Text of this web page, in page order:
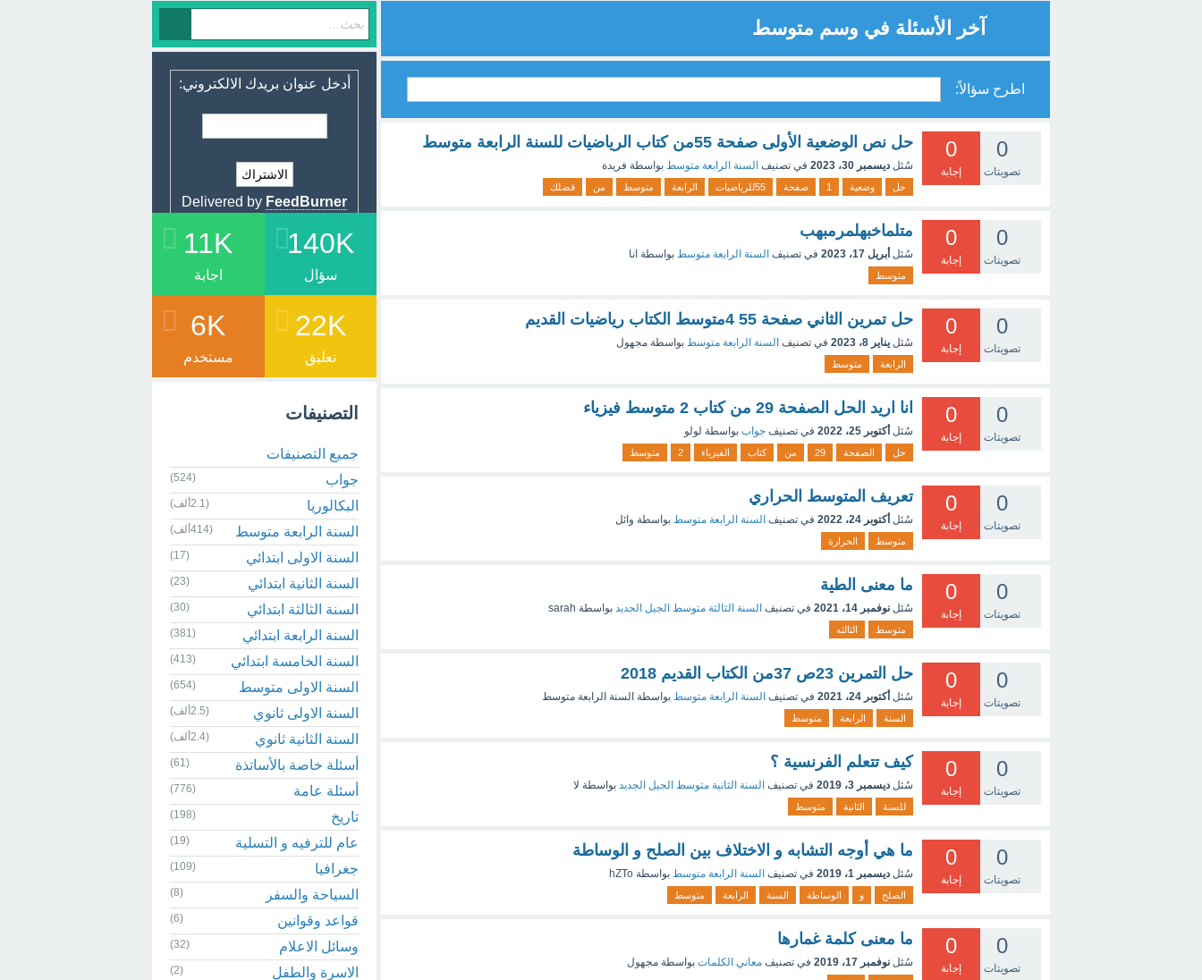
آخر الأسئلة في وسم متوسط
اطرح سؤالاً:
0
تصويتات
0
إجابة
حل نص الوضعية الأولى صفحة 55من كتاب الرياضيات للسنة الرابعة متوسط
سُئل ديسمبر 30، 2023 في تصنيف السنة الرابعة متوسط بواسطة فريدة
حل وضعية 1 صفحة 55للرياضيات الرابعة متوسط من فضلك
0
تصويتات
0
إجابة
متلماخبهلمرمبهب
سُئل أبريل 17، 2023 في تصنيف السنة الرابعة متوسط بواسطة انا
متوسط
0
تصويتات
0
إجابة
حل تمرين الثاني صفحة 55 4متوسط الكتاب رياضيات القديم
سُئل يناير 8، 2023 في تصنيف السنة الرابعة متوسط بواسطة مجهول
الرابعة متوسط
0
تصويتات
0
إجابة
انا اريد الحل الصفحة 29 من كتاب 2 متوسط فيزياء
سُئل أكتوبر 25، 2022 في تصنيف جواب بواسطة لولو
حل الصفحة 29 من كتاب الفيزياء 2 متوسط
0
تصويتات
0
إجابة
تعريف المتوسط الحراري
سُئل أكتوبر 24، 2022 في تصنيف السنة الرابعة متوسط بواسطة وائل
متوسط الحرارة
0
تصويتات
0
إجابة
ما معنى الطية
سُئل نوفمبر 14، 2021 في تصنيف السنة الثالثة متوسط الجيل الجديد بواسطة sarah
متوسط الثالثه
0
تصويتات
0
إجابة
حل التمرين 23ص 37من الكتاب القديم 2018
سُئل أكتوبر 24، 2021 في تصنيف السنة الرابعة متوسط بواسطة السنة الرابعة متوسط
السنة الرابعة متوسط
0
تصويتات
0
إجابة
كيف تتعلم الفرنسية ؟
سُئل ديسمبر 3، 2019 في تصنيف السنة الثانية متوسط الجيل الجديد بواسطة لا
للسنة الثانية متوسط
0
تصويتات
0
إجابة
ما هي أوجه التشابه و الاختلاف بين الصلح و الوساطة
سُئل ديسمبر 1، 2019 في تصنيف السنة الرابعة متوسط بواسطة hZTo
الصلح و الوساطة السنة الرابعة متوسط
0
تصويتات
0
إجابة
ما معنى كلمة غمارها
سُئل نوفمبر 17، 2019 في تصنيف معاني الكلمات بواسطة مجهول
أدخل عنوان بريدك الالكتروني:
Delivered by FeedBurner
140K
سؤال
11K
اجابة
22K
تعليق
6K
مستخدم
التصنيفات
جميع التصنيفات
جواب
(524)
البكالوريا (2.1ألف)
السنة الرابعة متوسط (414ألف)
السنة الاولى ابتدائي (17)
السنة الثانية ابتدائي (23)
السنة الثالثة ابتدائي (30)
السنة الرابعة ابتدائي (381)
السنة الخامسة ابتدائي (413)
السنة الاولى متوسط (654)
السنة الاولى ثانوي (2.5ألف)
السنة الثانية ثانوي (2.4ألف)
أسئلة خاصة بالأساتذة (61)
أسئلة عامة (776)
تاريخ (198)
عام للترفيه و التسلية (19)
جغرافيا (109)
السياحة والسفر (8)
قواعد وقوانين (6)
وسائل الاعلام (32)
الاسرة والطفل (2)